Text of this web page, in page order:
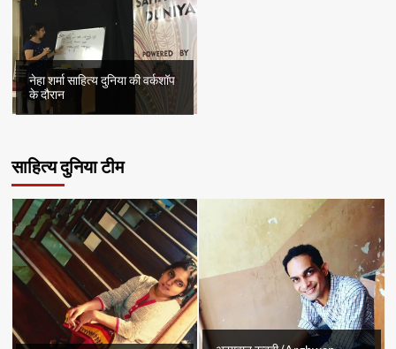
नेहा शर्मा साहित्य दुनिया की वर्कशॉप
के दौरान
साहित्य दुनिया टीम